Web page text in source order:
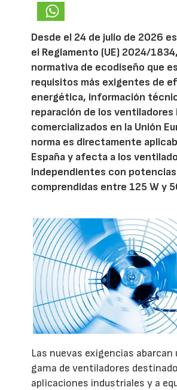
Desde el 24 de julio de 2026
el Reglamento (UE) 2024/
normativa de ecodiseño que
requisitos más exigentes de
energética, información
reparación de los ventiladores
comercializados en la Unión
norma es directamente
España y afecta a los
independientes con potencias
comprendidas entre 125 W y
Las nuevas exigencias abarcan
gama de ventiladores
aplicaciones industriales y a